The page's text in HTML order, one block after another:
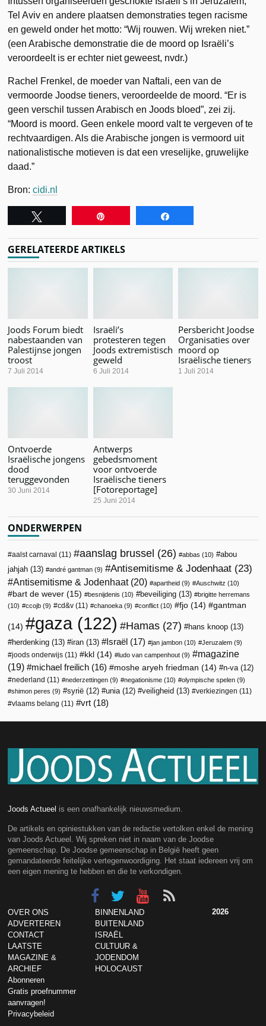
Tel Aviv en andere plaatsen demonstraties tegen racisme
en geweld onder het motto: “Wij rouwen. Wij wreken niet.”
(een Arabische demonstratie die de moord op Israëli’s
veroordeelt is er echter niet geweest, nvdr.)
Rachel Frenkel, de moeder van Naftali, een van de
vermoorde Joodse tieners, veroordeelde de moord. “Er is
geen verschil tussen Arabisch en Joods bloed”, zei zij.
“Moord is moord. Geen enkele moord valt te vergeven of te
rechtvaardigen. Als die Arabische jongen is vermoord uit
nationalistische motieven is dat een vreselijke, gruwelijke
daad.”
Bron:cidi.nl
GERELATEERDE ARTIKELS
Joods Forum biedt
nabestaanden van
Palestijnse jongen
troost
7 Juli 2014
Israëli’s
protesteren tegen
Joods extremistisch
geweld
6 Juli 2014
Persbericht Joodse
Organisaties over
moord op
Israëlische tieners
1 Juli 2014
Ontvoerde
Israëlische jongens
dood
teruggevonden
30 Juni 2014
Antwerps
gebedsmoment
voor ontvoerde
Israëlische tieners
[Fotoreportage]
25 Juni 2014
ONDERWERPEN
aalst carnaval (11) aanslag brussel (26) abbas (10)
abou
jahjah (13) andré gantman (9) Antisemitisme & Jodenhaat (23)
Antisemitisme & Jodenhaat(20) apartheid (9) Auschwitz (10)
bart de wever (15) besnijdenis (10) beveiliging (13)
brigitte herremans
(10)
ccojb (9) cd&v (11) chanoeka (9) conflict (10) fjo (14) gantman
(14) gaza(122) Hamas (27) hans knoop (13)
herdenking (13) iran (13) Israël (17) jan jambon (10) Jeruzalem (9)
joods onderwijs (11) kkl (14) ludo van campenhout (9)
magazine
(19)
michael freilich (16) moshe aryeh friedman (14) n-va(12)
nederland (11) nederzettingen (9) negationisme (10) olympische spelen (9)
shimon peres (9) syrië (12) unia(12) veiligheid (13) verkiezingen (11)
vlaams belang (11) vrt (18)
Joods Actueel is een onafhankelijk nieuwsmedium.
De artikels en opiniestukken van de redactie vertolken enkel de mening
van Joods Actueel. Wij spreken niet in naam van de Joodse
gemeenschap. De Joodse gemeenschap in België heeft geen
gemandateerde feitelijke vertegenwoordiging. Het staat iedereen vrij om
een eigen mening te hebben en die te verkondigen.
OVER ONS
ADVERTEREN
CONTACT
LAATSTE
MAGAZINE &
ARCHIEF
Abonneren
Gratis proefnummer
aanvragen!
Privacybeleid
BINNENLAND
BUITENLAND
ISRAËL
CULTUUR &
JODENDOM
HOLOCAUST
2026